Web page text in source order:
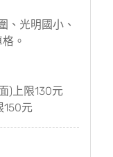
、光明國小、
。
)上限130元
元